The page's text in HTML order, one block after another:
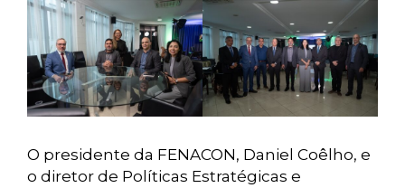
O presidente da FENACON, Daniel Coêlho, e
o diretor de Políticas Estratégicas e